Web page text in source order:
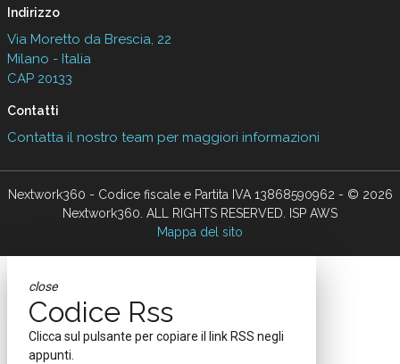
Indirizzo
Via Moretto da Brescia, 22
Milano - Italia
CAP 20133
Contatti
Contatta il nostro team per maggiori informazioni
Nextwork360 - Codice fiscale e Partita IVA 13868590962 - © 2026
Nextwork360. ALL RIGHTS RESERVED. ISP AWS
Mappa del sito
close
Codice Rss
Clicca sul pulsante per copiare il link RSS negli
appunti.